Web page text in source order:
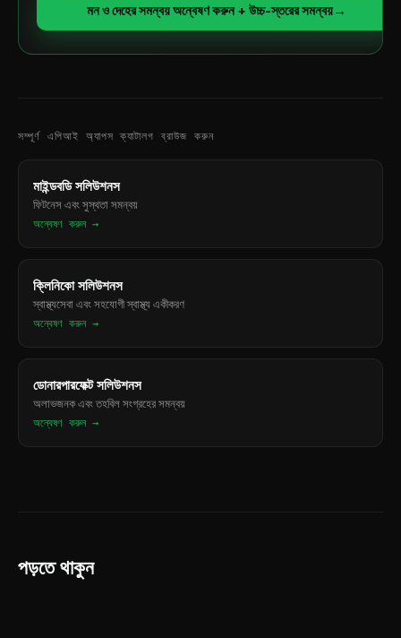
মন ও দেহের সমন্বয় অন্বেষণ করুন + উচ্চ-স্তরের সমন্বয়→
সম্পূর্ণ এপিআই অ্যাপস ক্যাটালগ ব্রাউজ করুন
মাইন্ডবডি সলিউশনস
ফিটনেস এবং সুস্থতা সমন্বয়
অন্বেষণ করুন →
ক্লিনিকো সলিউশনস
স্বাস্থ্যসেবা এবং সহযোগী স্বাস্থ্য একীকরণ
অন্বেষণ করুন →
ডোনারপারফেক্ট সলিউশনস
অলাভজনক এবং তহবিল সংগ্রহের সমন্বয়
অন্বেষণ করুন →
পড়তে থাকুন